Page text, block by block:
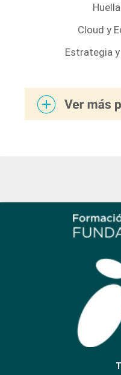
Cloud y
Estrategia